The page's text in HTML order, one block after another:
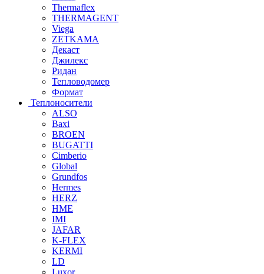
Thermaflex
THERMAGENT
Viega
ZETKAMA
Декаст
Джилекс
Ридан
Тепловодомер
Формат
Теплоносители
ALSO
Baxi
BROEN
BUGATTI
Cimberio
Global
Grundfos
Hermes
HERZ
HME
IMI
JAFAR
K-FLEX
KERMI
LD
Luxor